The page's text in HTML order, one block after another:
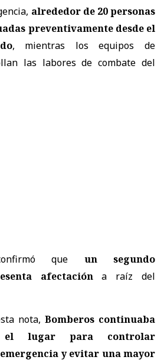
alrededor de 20 personas
preventivamente desde el
, mientras los equipos de
las labores de combate del
que un segundo
afectacióna raíz del
nota,Bomberos continuaba
el lugar para controlar
y evitar una mayor